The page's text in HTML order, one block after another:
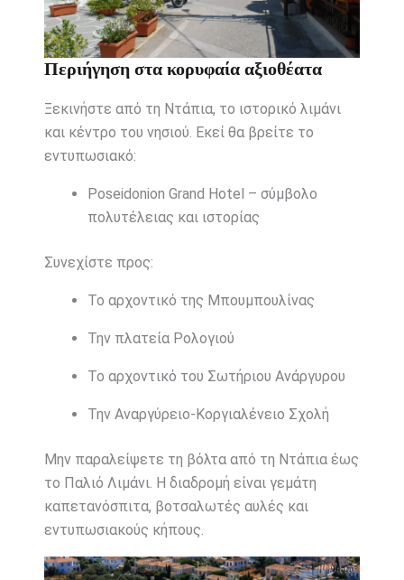
Περιήγηση στα κορυφαία αξιοθέατα
Ξεκινήστε από τη Ντάπια, το ιστορικό λιμάνι
και κέντρο του νησιού. Εκεί θα βρείτε το
εντυπωσιακό:
Poseidonion Grand Hotel – σύμβολο
πολυτέλειας και ιστορίας
Συνεχίστε προς:
Το αρχοντικό της Μπουμπουλίνας
Την πλατεία Ρολογιού
Το αρχοντικό του Σωτήριου Ανάργυρου
Την Αναργύρειο-Κοργιαλένειο Σχολή
Μην παραλείψετε τη βόλτα από τη Ντάπια έως
το Παλιό Λιμάνι. Η διαδρομή είναι γεμάτη
καπετανόσπιτα, βοτσαλωτές αυλές και
εντυπωσιακούς κήπους.